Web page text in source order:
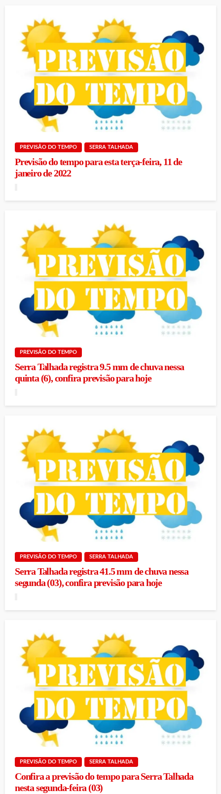
PREVISÃO DO TEMPO SERRA TALHADA
Previsão do tempo para esta terça-feira, 11 de
janeiro de 2022
PREVISÃO DO TEMPO
Serra Talhada registra 9.5 mm de chuva nessa
quinta (6), confira previsão para hoje
PREVISÃO DO TEMPO SERRA TALHADA
Serra Talhada registra 41.5 mm de chuva nessa
segunda (03), confira previsão para hoje
PREVISÃO DO TEMPO SERRA TALHADA
Confira a previsão do tempo para Serra Talhada
nesta segunda-feira (03)